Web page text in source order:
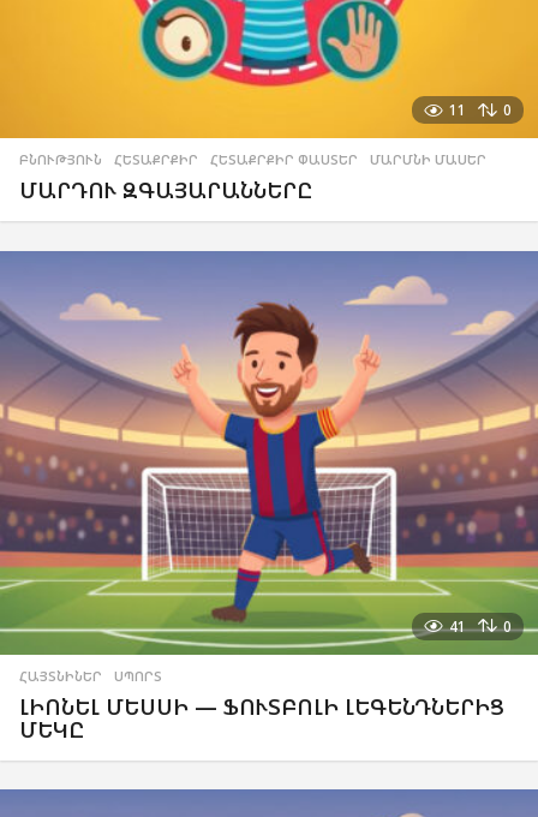
11 0
ԲՆՈՒԹՅՈՒՆ ,ՀԵՏԱՔՐՔԻՐ ,ՀԵՏԱՔՐՔԻՐ ՓԱՍՏԵՐ ,ՄԱՐՄՆԻ ՄԱՍԵՐ
ՄԱՐԴՈՒ ԶԳԱՅԱՐԱՆՆԵՐԸ
41 0
ՀԱՅՏՆԻՆԵՐ ,ՍՊՈՐՏ
ԼԻՈՆԵԼ ՄԵՍՍԻ — ՖՈՒՏԲՈԼԻ ԼԵԳԵՆԴՆԵՐԻՑ
ՄԵԿԸ